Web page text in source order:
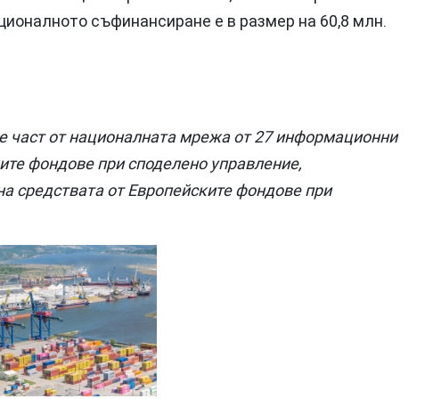
съфинансиране е в размер на 60,8 млн.
от националната мрежа от 27 информационни
фондове при споделено управление,
средствата от Eвропейските фондове при